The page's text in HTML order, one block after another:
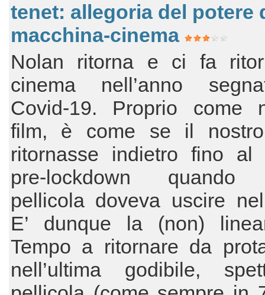
tenet: allegoria del potere
macchina-cinema
Nolan ritorna e ci fa
cinema nell’anno
Covid-19. Proprio come
film, è come se il
ritornasse indietro fino al
pre-lockdown quando
pellicola doveva uscire
E’ dunque la (non)
Tempo a ritornare da
nell’ultima godibile,